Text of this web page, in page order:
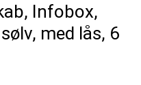
Infobox,
med lås, 6